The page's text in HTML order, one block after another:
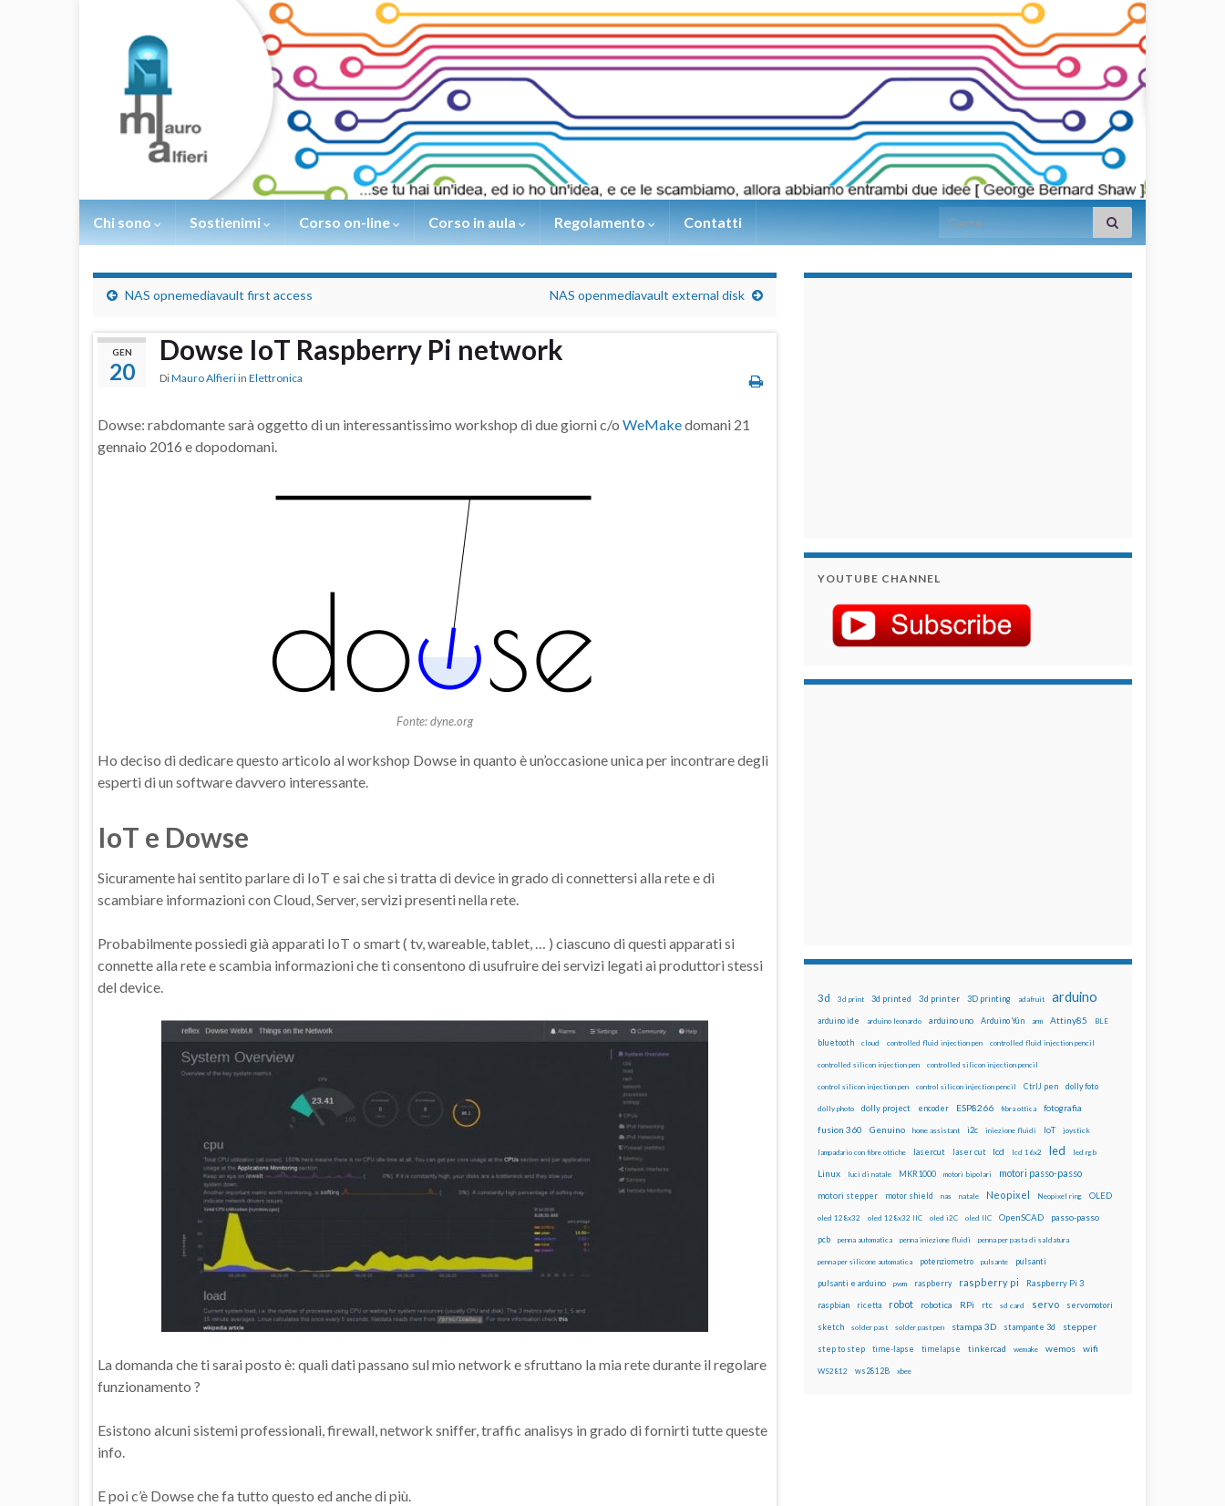
Chi sono Sostienimi Corso on-line Corso in aula Regolamento Contatti Search for:
NAS opnemediavault first access NAS openmediavault external disk
GEN
20
Dowse IoT Raspberry Pi network
DiMauro Alfieri in Elettronica
Dowse: rabdomante sarà oggetto di un interessantissimo workshop di due giorni c/o WeMakedomani 21
gennaio 2016 e dopodomani.
Fonte: dyne.org
Ho deciso di dedicare questo articolo al workshop Dowse in quanto è un’occasione unica per incontrare degli
esperti di un software davvero interessante.
IoT e Dowse
Sicuramente hai sentito parlare di IoT e sai che si tratta di device in grado di connettersi alla rete e di
scambiare informazioni con Cloud, Server, servizi presenti nella rete.
Probabilmente possiedi già apparati IoT o smart ( tv, wareable, tablet, … ) ciascuno di questi apparati si
connette alla rete e scambia informazioni che ti consentono di usufruire dei servizi legati ai produttori stessi
del device.
La domanda che ti sarai posto è: quali dati passano sul mio network e sfruttano la mia rete durante il regolare
funzionamento ?
Esistono alcuni sistemi professionali, firewall, network sniffer, traffic analisys in grado di fornirti tutte queste
info.
E poi c’è Dowse che fa tutto questo ed anche di più.
YOUTUBE CHANNEL
3d 3d print 3d printed 3d printer 3D printing adafruit arduino
arduino ide arduino leonardo arduino uno Arduino Yún arm Attiny85 BLE
bluetooth cloud controlled fluid injection pen controlled fluid injection pencil
controlled silicon injection pen controlled silicon injection pencil
control silicon injection pen control silicon injection pencil CtrlJ pen dolly foto
dolly photo dolly project encoder ESP8266 fibra ottica fotografia
fusion 360 Genuino home assistant i2c iniezione fluidi IoT joystick
lampadario con fibre ottiche lasercut laser cut lcd lcd 16x2 led led rgb
Linux luci di natale MKR1000 motori bipolari motori passo-passo
motori stepper motor shield nas natale Neopixel Neopixel ring OLED
oled 128x32 oled 128x32 IIC oled i2C oled IIC OpenSCAD passo-passo
pcb penna automatica penna iniezione fluidi penna per pasta di saldatura
penna per silicone automatica potenziometro pulsante pulsanti
pulsanti e arduino pwm raspberry raspberry pi Raspberry Pi 3
raspbian ricetta robot robotica RPi rtc sd card servo servomotori
sketch solder past solder past pen stampa 3D stampante 3d stepper
step to step time-lapse timelapse tinkercad wemake wemos wifi
WS2812 ws2812B xbee